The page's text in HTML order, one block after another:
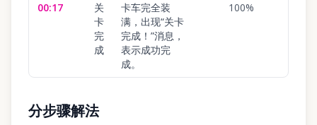
00:17
关
卡
完
成
卡车完全装
满，出现“关卡
完成！”消息，
表示成功完
成。
100%
分步骤解法